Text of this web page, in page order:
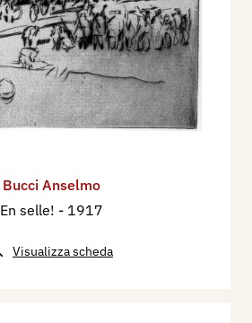
Bucci Anselmo
En selle! - 1917
Visualizza scheda